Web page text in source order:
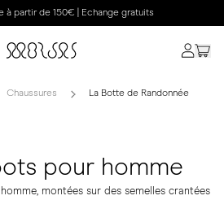
à partir de 150€ | Echange gratuits
Chaussures La Botte de Randonnée
pour homme
montées sur des semelles crantées